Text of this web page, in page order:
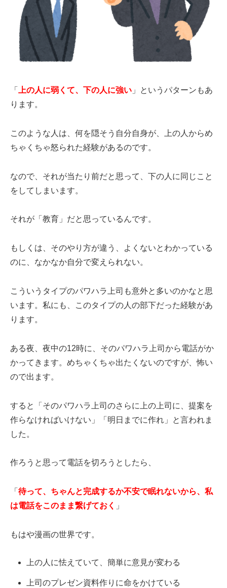
「 上の人に弱くて、下の人に強い 」というパターンもあ
ります。
このような人は、何を隠そう自分自身が、上の人からめ
ちゃくちゃ怒られた経験があるのです。
なので、それが当たり前だと思って、下の人に同じこと
をしてしまいます。
それが「教育」だと思っているんです。
もしくは、そのやり方が違う、よくないとわかっている
のに、なかなか自分で変えられない。
こういうタイプのパワハラ上司も意外と多いのかなと思
います。私にも、このタイプの人の部下だった経験があ
ります。
ある夜、夜中の12時に、そのパワハラ上司から電話がか
かってきます。めちゃくちゃ出たくないのですが、怖い
ので出ます。
すると「そのパワハラ上司のさらに上の上司に、提案を
作らなければいけない」「明日までに作れ」と言われま
した。
作ろうと思って電話を切ろうとしたら、
「 待って、ちゃんと完成するか不安で眠れないから、私
は電話をこのまま繋げておく
」
もはや漫画の世界です。
上の人に怯えていて、簡単に意見が変わる
上司のプレゼン資料作りに命をかけている